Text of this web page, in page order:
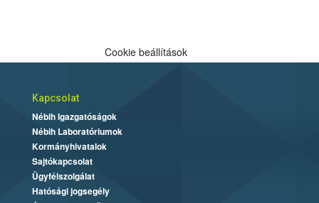
Cookie beállítások
Kapcsolat
Nébih Igazgatóságok
Nébih Laboratóriumok
Kormányhivatalok
Sajtókapcsolat
Ügyfélszolgálat
Hatósági jogsegély